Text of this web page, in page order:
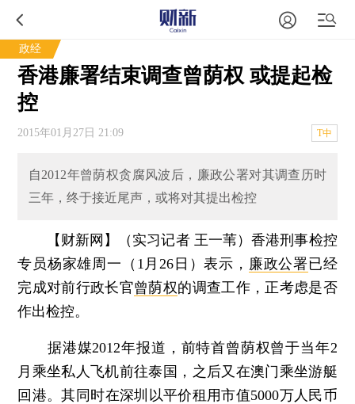
政经
香港廉署结束调查曾荫权 或提起检
控
2015年01月27日 21:09 T中
自2012年曾荫权贪腐风波后，廉政公署对其调查历时
三年，终于接近尾声，或将对其提出检控
【财新网】（实习记者 王一苇）香港刑事检控
专员杨家雄周一（1月26日）表示， 廉政公署已经
完成对前行政长官曾荫权的调查工作，正考虑是否
作出检控。
据港媒2012年报道，前特首曾荫权曾于当年2
月乘坐私人飞机前往泰国，之后又在澳门乘坐游艇
回港。其同时在深圳以平价租用市值5000万人民币